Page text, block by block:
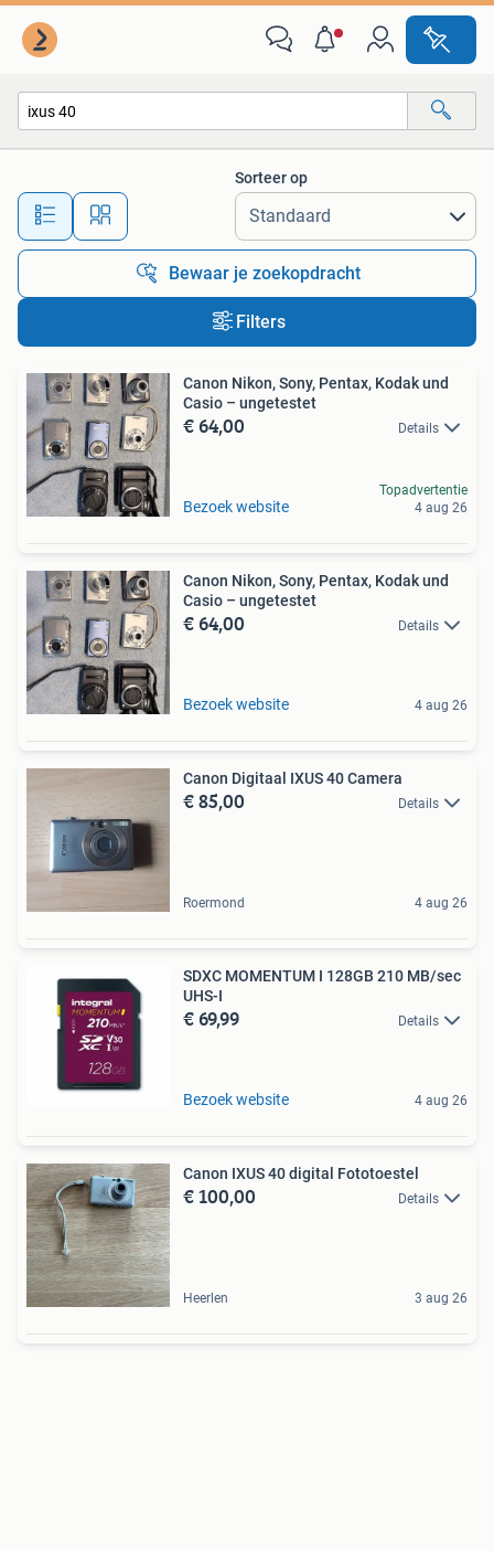
Alle afstanden…
Sorteer op
Bewaar je zoekopdracht
Filters
Canon Nikon, Sony, Pentax, Kodak und
Casio – ungetestet
€ 64,00 Details
Bezoek website
Topadvertentie
4 aug 26
Canon Nikon, Sony, Pentax, Kodak und
Casio – ungetestet
€ 64,00 Details
Bezoek website 4 aug 26
Canon Digitaal IXUS 40 Camera
€ 85,00 Details
Roermond 4 aug 26
SDXC MOMENTUM I 128GB 210 MB/sec
UHS-I
€ 69,99 Details
Bezoek website 4 aug 26
Canon IXUS 40 digital Fototoestel
€ 100,00 Details
Heerlen 3 aug 26